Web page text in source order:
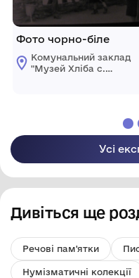
Фото чорно-біле
Комунальний заклад
"Музей Хліба с.
Усі
Дивіться ще
Речові пам'ятки
Нумізматичні колекції